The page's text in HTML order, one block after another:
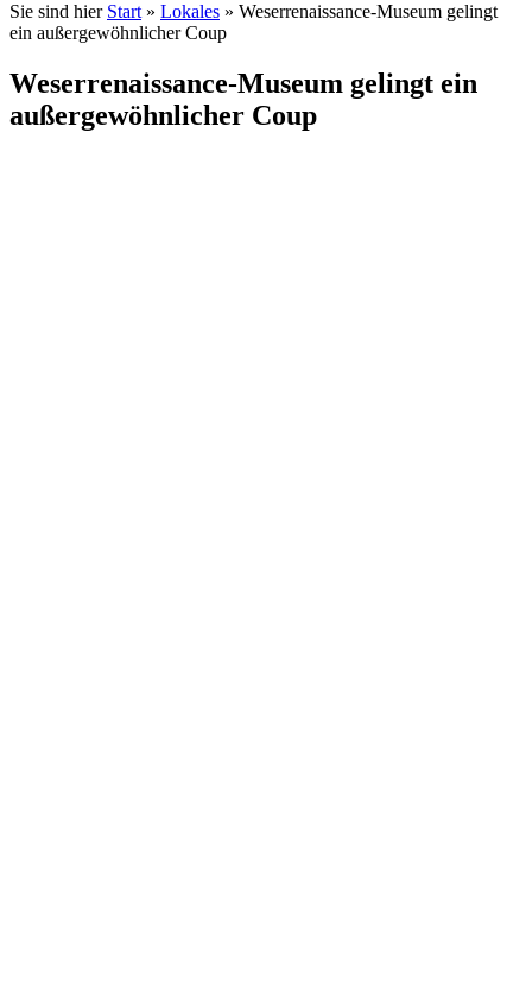
Sie sind hier Start » Lokales » Weserrenaissance-Museum gelingt
ein außergewöhnlicher Coup
Weserrenaissance-Museum gelingt ein
außergewöhnlicher Coup